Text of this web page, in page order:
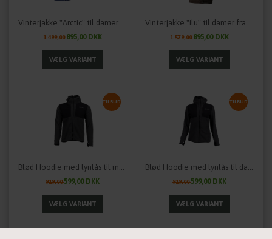
Vinterjakke "Arctic" til damer fra OWNEY outdoor - flere farver
1.499,00895,00 DKK
Vinterjakke "Ilu" til damer fra OWNEY outdoor - flere farver
1.579,00895,00 DKK
TILBUD
Blød Hoodie med lynlås til mænd fra Non-Stop Dogwear
919,00599,00 DKK
TILBUD
Blød Hoodie med lynlås til damer fra Non-Stop Dogwear
919,00599,00 DKK